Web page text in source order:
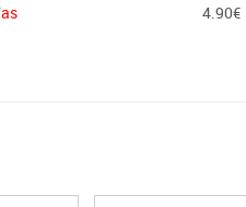
4.90€